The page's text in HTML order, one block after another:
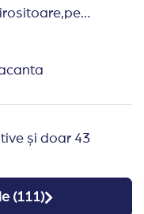
la fel! Cred ca 2
chipurile
prindeai cate
functiona,dupa.2
menegera,ca
ca este gol si
și doar 43
(111)